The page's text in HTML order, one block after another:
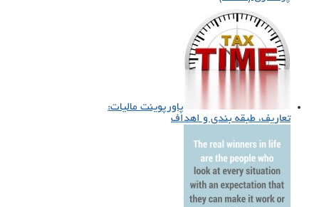
پاورپوینت مالیات:
تعاریف، طبقه بندی و اهداف